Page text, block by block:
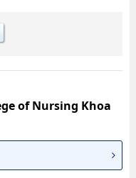
of Nursing Khoa